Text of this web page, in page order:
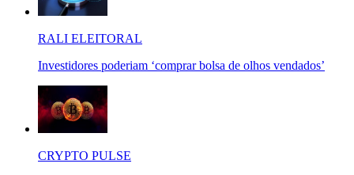
RALI ELEITORAL
Investidores poderiam ‘comprar bolsa de olhos vendados’
CRYPTO PULSE